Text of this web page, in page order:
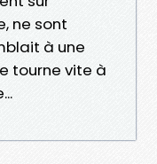
ne sont
à une
tourne vite à